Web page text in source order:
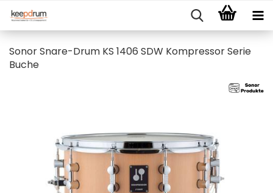
Sonor Snare-Drum KS 1406 SDW Kompressor Serie
Buche